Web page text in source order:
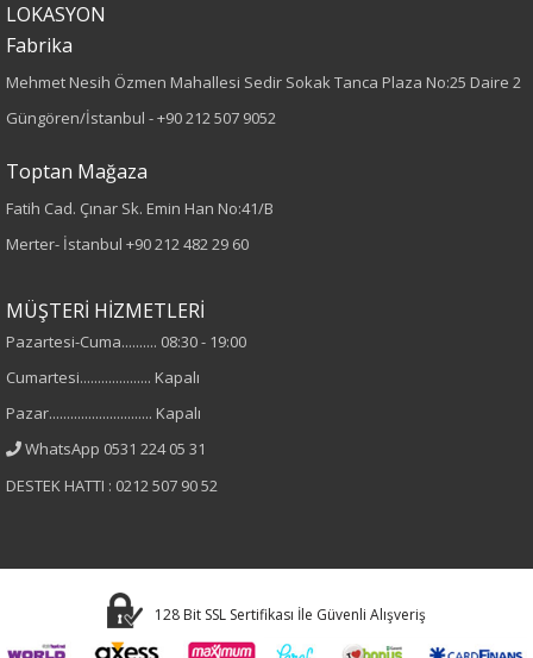
LOKASYON
Fabrika
Mehmet Nesih Özmen Mahallesi Sedir Sokak Tanca Plaza No:25 Daire 2
Güngören/İstanbul -+90 212 507 9052
Toptan Mağaza
Fatih Cad. Çınar Sk. Emin Han No:41/B
Merter- İstanbul +90 212 482 29 60
MÜŞTERİ HİZMETLERİ
Pazartesi-Cuma.......... 08:30 - 19:00
Cumartesi.................... Kapalı
Pazar............................. Kapalı
WhatsApp 0531 224 05 31
DESTEK HATTI : 0212 507 90 52
128 Bit SSL Sertifikası İle Güvenli Alışveriş